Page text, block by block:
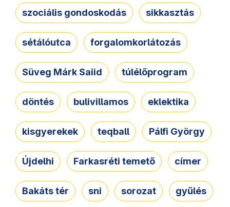
szociális gondoskodás sikkasztás
sétálóutca forgalomkorlátozás
Süveg Márk Saiid túlélőprogram
döntés bulivillamos eklektika
kisgyerekek teqball Pálfi György
Újdelhi Farkasréti temető címer
Bakáts tér sni sorozat gyűlés